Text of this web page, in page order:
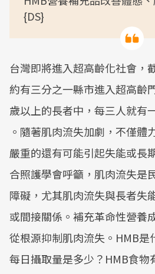
{DS}
台灣即將進入超高齡化社會，
約有三分之一縣市進入超高齡
歲以上的長者中，每三人就有
。隨著肌肉流失加劇，不僅體
嚴重的還有可能引起失能或長
合照護學會呼籲，肌肉流失是
障礙，尤其肌肉流失與長者失
或間接關係。補充革命性營養
從根源抑制肌肉流失。HMB是
每日攝取量是多少？HMB食物